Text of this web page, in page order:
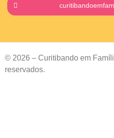
© 2026 – Curitibando em
reservados.